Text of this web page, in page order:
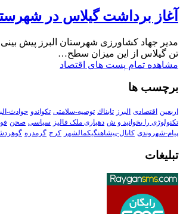
آغاز برداشت گیلاس در
تن گیلاس از این میزان سطح…
مشاهده تمام پست های اقتصاد
برچسب ها
اربعین اقتصادی البرز تابناك توصیه-سلامتی تکواندو حوادث-
تکنولوڑی را بخوانید و ش دهیاری ملک فالیز سیاسی صحن
پیام-شهروندی کانال-پیشاهنگیکمالشهر کرج گرمدره
تبلیغات